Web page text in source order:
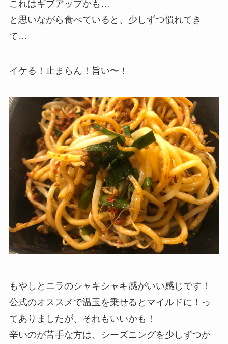
これはギブアップかも…
と思いながら食べていると、少しずつ慣れてき
て…
イケる！止まらん！旨い〜！
もやしとニラのシャキシャキ感がいい感じです！
公式のオススメで温玉を乗せるとマイルドに！っ
てありましたが、それもいいかも！
辛いのが苦手な方は、シーズニングを少しずつか